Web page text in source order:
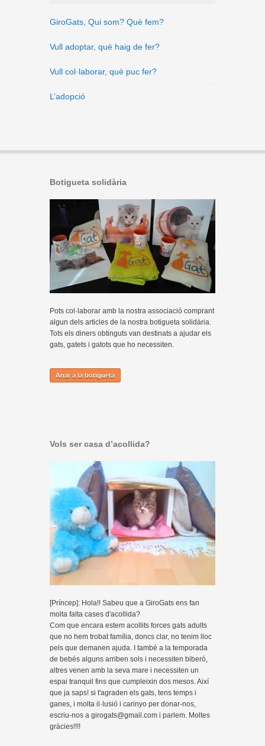
GiroGats, Qui som? Què fem?
Vull adoptar, què haig de fer?
Vull col·laborar, què puc fer?
L’adopció
Botigueta solidària
Pots col·laborar amb la nostra associació comprant
algun dels articles de la nostra botigueta solidària.
Tots els diners obtinguts van destinats a ajudar els
gats, gatets i gatots que ho necessiten.
Anar a la botigueta
Vols ser casa d’acollida?
[Príncep]: Hola!! Sabeu que a GiroGats ens fan
molta falta cases d'acollida?
Com que encara estem acollits forces gats adults
que no hem trobat família, doncs clar, no tenim lloc
pels que demanen ajuda. I també a la temporada
de bebés alguns arriben sols i necessiten biberó,
altres venen amb la seva mare i necessiten un
espai tranquil fins que cumpleixin dos mesos. Així
que ja saps! si t'agraden els gats, tens temps i
ganes, i molta il·lusió i carinyo per donar-nos,
escriu-nos a girogats@gmail.com i parlem. Moltes
gràcies!!!!